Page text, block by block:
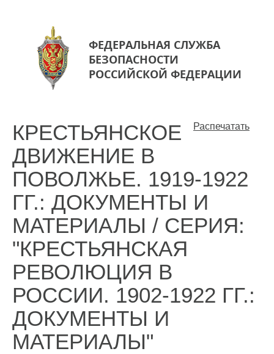
ФЕДЕРАЛЬНАЯ СЛУЖБА
БЕЗОПАСНОСТИ
РОССИЙСКОЙ ФЕДЕРАЦИИ
Распечатать
КРЕСТЬЯНСКОЕ
ДВИЖЕНИЕ В
ПОВОЛЖЬЕ. 1919-1922
ГГ.: ДОКУМЕНТЫ И
МАТЕРИАЛЫ / СЕРИЯ:
"КРЕСТЬЯНСКАЯ
РЕВОЛЮЦИЯ В
РОССИИ. 1902-1922 ГГ.:
ДОКУМЕНТЫ И
МАТЕРИАЛЫ"